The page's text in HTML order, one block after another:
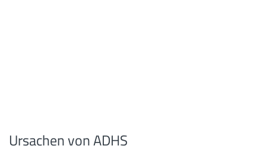
Ursachen von ADHS